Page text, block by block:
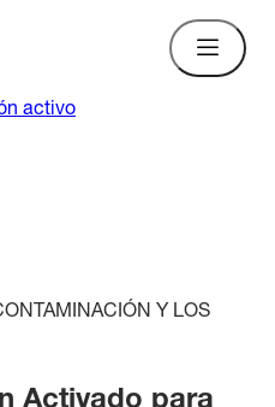
activo
Y LOS